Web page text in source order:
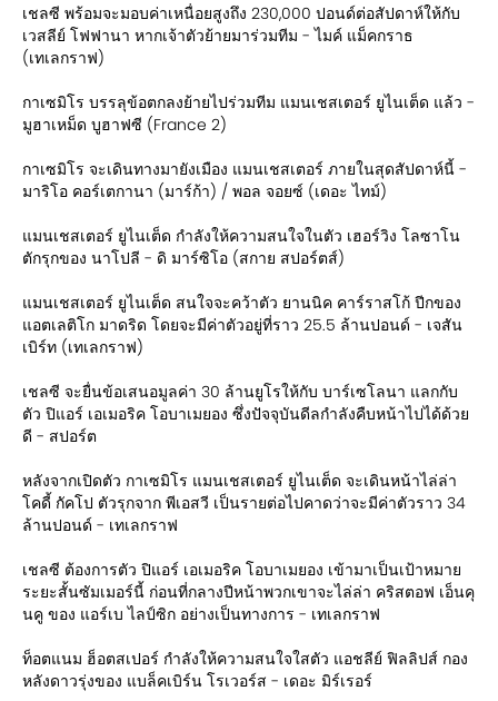
เชลซี พร้อมจะมอบค่าเหนื่อยสูงถึง 230,000 ปอนด์ต่อสัปดาห์ให้กับ
เวสลีย์ โฟฟานา หากเจ้าตัวย้ายมาร่วมทีม - ไมค์ แม็คกราธ
(เทเลกราฟ)
กาเซมิโร บรรลุข้อตกลงย้ายไปร่วมทีม แมนเชสเตอร์ ยูไนเต็ด แล้ว -
มูฮาเหม็ด บูฮาฟซี (France 2)
กาเซมิโร จะเดินทางมายังเมือง แมนเชสเตอร์ ภายในสุดสัปดาห์นี้ -
มาริโอ คอร์เตกานา (มาร์ก้า) / พอล จอยซ์ (เดอะ ไทม์)
แมนเชสเตอร์ ยูไนเต็ด กำลังให้ความสนใจในตัว เฮอร์วิง โลซาโน
ตักรุกของ นาโปลี - ดิ มาร์ซิโอ (สกาย สปอร์ตส์)
แมนเชสเตอร์ ยูไนเต็ด สนใจจะคว้าตัว ยานนิค คาร์ราสโก้ ปีกของ
แอตเลติโก มาดริด โดยจะมีค่าตัวอยู่ที่ราว 25.5 ล้านปอนด์ - เจสัน
เบิร์ท (เทเลกราฟ)
เชลซี จะยื่นข้อเสนอมูลค่า 30 ล้านยูโรให้กับ บาร์เซโลนา แลกกับ
ตัว ปิแอร์ เอเมอริค โอบาเมยอง ซึ่งปัจจุบันดีลกำลังคืบหน้าไปได้ด้วย
ดี - สปอร์ต
หลังจากเปิดตัว กาเซมิโร แมนเชสเตอร์ ยูไนเต็ด จะเดินหน้าไล่ล่า
โคดี้ กัคโป ตัวรุกจาก พีเอสวี เป็นรายต่อไปคาดว่าจะมีค่าตัวราว 34
ล้านปอนด์ - เทเลกราฟ
เชลซี ต้องการตัว ปิแอร์ เอเมอริค โอบาเมยอง เข้ามาเป็นเป้าหมาย
ระยะสั้นซัมเมอร์นี้ ก่อนที่กลางปีหน้าพวกเขาจะไล่ล่า คริสตอฟ เอ็นคุ
นคู ของ แอร์เบ ไลป์ซิก อย่างเป็นทางการ - เทเลกราฟ
ท็อตแนม ฮ็อตสเปอร์ กำลังให้ความสนใจใสตัว แอชลีย์ ฟิลลิปส์ กอง
หลังดาวรุ่งของ แบล็คเบิร์น โรเวอร์ส - เดอะ มิร์เรอร์